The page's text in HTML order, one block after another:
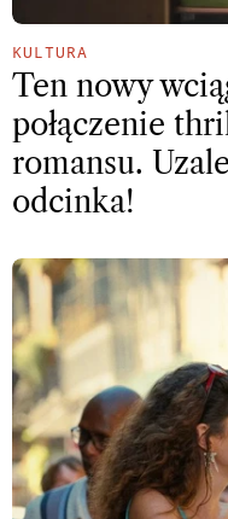
KULTURA
Ten nowy
połączenie
romansu.
odcinka!